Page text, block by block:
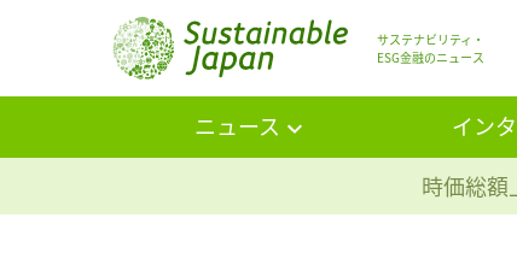
サステナビリティ・
ESG金融のニュース
ニュース イン
時価総額